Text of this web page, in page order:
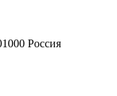
Россия